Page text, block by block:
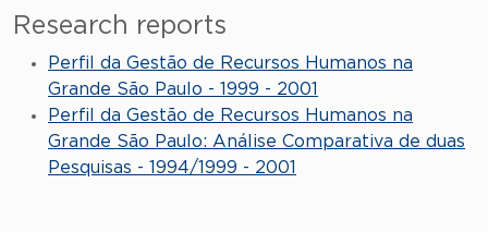
Research reports
Perfil da Gestão de Recursos Humanos na
Grande São Paulo - 1999 - 2001
Perfil da Gestão de Recursos Humanos na
Grande São Paulo: Análise Comparativa de duas
Pesquisas - 1994/1999 - 2001